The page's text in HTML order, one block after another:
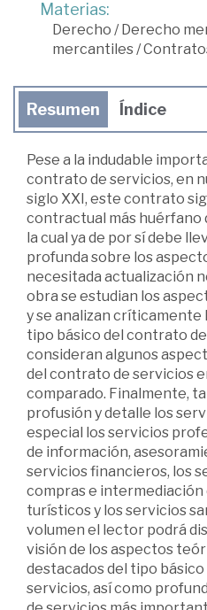
Materias:
Derecho / Derecho
mercantiles/
Resumen Índice
Pese a la indudable
contrato de servicios, en
siglo XXI, este contrato
contractual más huérfano
la cual ya de por sí debe
profunda sobre los
necesitada actualización
obra se estudian los
y se analizan críticamente
tipo básico del contrato
consideran algunos
del contrato de servicios
comparado. Finalmente,
profusión y detalle los
especial los servicios
de información,
servicios financieros, los
compras e intermediación
turísticos y los servicios
volumen el lector podrá
visión de los aspectos
destacados del tipo
servicios, así como